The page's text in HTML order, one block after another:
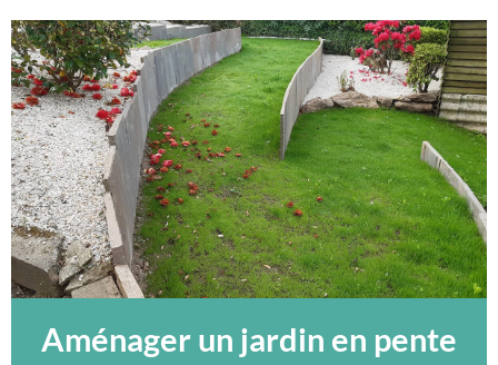
Aménager un jardin en pente